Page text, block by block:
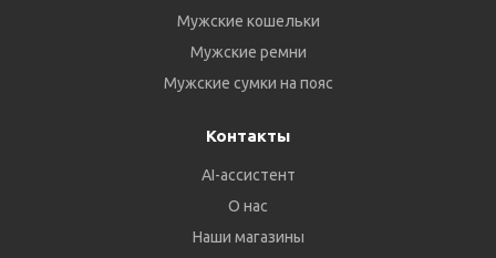
Мужские кошельки
Мужские ремни
Мужские сумки на пояс
Контакты
AI-ассистент
О нас
Наши магазины